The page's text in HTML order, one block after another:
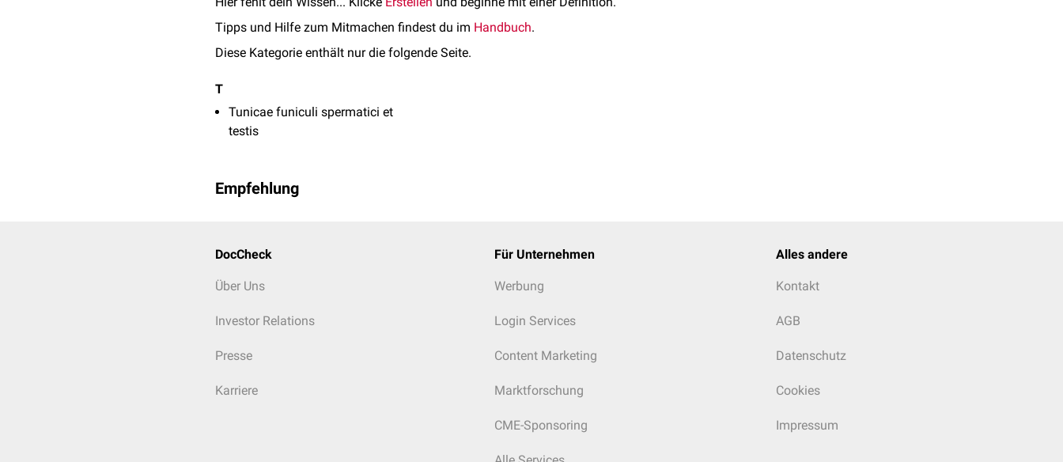
Tipps und Hilfe zum Mitmachen findest du im Handbuch.
Diese Kategorie enthält nur die folgende Seite.
T
Tunicae funiculi spermatici et
testis
Empfehlung
DocCheck
Über Uns
Investor Relations
Presse
Karriere
Für Unternehmen
Werbung
Login Services
Content Marketing
Marktforschung
CME-Sponsoring
Alles andere
Kontakt
AGB
Datenschutz
Cookies
Impressum